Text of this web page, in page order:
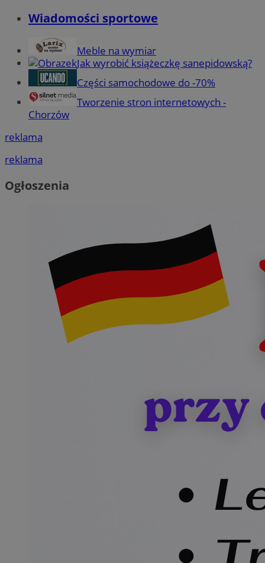
Wiadomości sportowe
Meble na wymiar
Jak wyrobić książeczkę sanepidowską?
Części samochodowe do -70%
Tworzenie stron internetowych -
Chorzów
reklama
reklama
Ogłoszenia